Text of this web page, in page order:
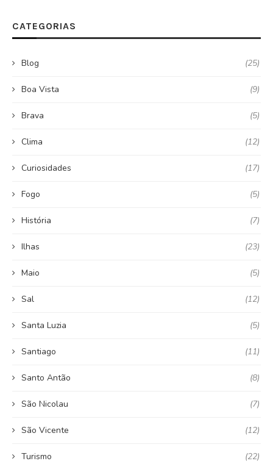
CATEGORIAS
Blog (25)
Boa Vista (9)
Brava (5)
Clima (12)
Curiosidades (17)
Fogo (5)
História (7)
Ilhas (23)
Maio (5)
Sal (12)
Santa Luzia (5)
Santiago (11)
Santo Antão (8)
São Nicolau (7)
São Vicente (12)
Turismo (22)